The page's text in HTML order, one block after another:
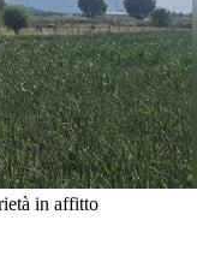
in affitto